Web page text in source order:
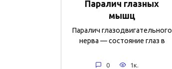
Паралич глазных
мышц
Паралич глазодвигательного
нерва — состояние глаз в
0 1к.